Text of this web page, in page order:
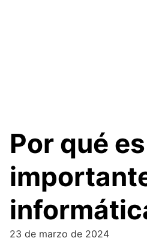
Por qué es
23 de marzo de 2024